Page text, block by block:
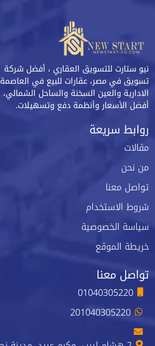
نيو ستارت للتسويق العقاري ، أفضل شركة
تسويق في مصر، عقارات للبيع في العاصمة
الادارية والعين السخنة والساحل الشمالي،
أفضل الأسعار وأنظمة دفع وتسهيلات.
روابط سريعة
مقالات
من نحن
تواصل معنا
شروط الاستخدام
سياسة الخصوصية
خريطة الموقع
تواصل معنا
01040305220
201040305220